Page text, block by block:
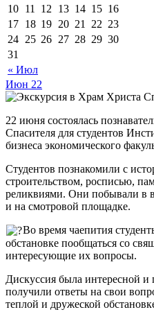
« Июл
10 11 12 13 14 15 16
17 18 19 20 21 22 23
24 25 26 27 28 29 30
31
Июн 22
22 июня состоялась
Спасителя для студентов
бизнеса экономического
Студентов познакомили с
строительством, росписью,
реликвиями. Они побывали в
и на смотровой площадке.
Во время чаепития
обстановке пообщаться со
интересующие их вопросы.
Дискуссия была интересной и
получили ответы на свои
теплой и дружеской